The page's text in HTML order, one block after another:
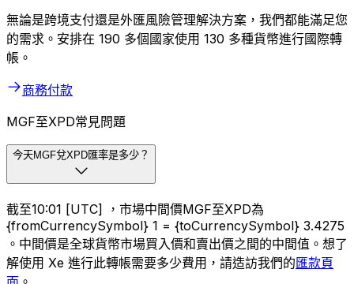
無論是跨境支付還是外匯風險管理解決方案，我們都能滿足您
的需求。安排在 190 多個國家使用 130 多種貨幣進行國際轉
帳。
商務付款
MGF至XPD常見問題
今天MGF兌XPD匯率是多少？
截至10:01 [UTC] ，市場中間價MGF至XPD為
{fromCurrencySymbol} 1 = {toCurrencySymbol} 3.4275
。中間價是全球貨幣市場買入價和賣出價之間的中間值。想了
解使用 Xe 進行此轉帳需要多少費用，請造訪我們的匯款頁